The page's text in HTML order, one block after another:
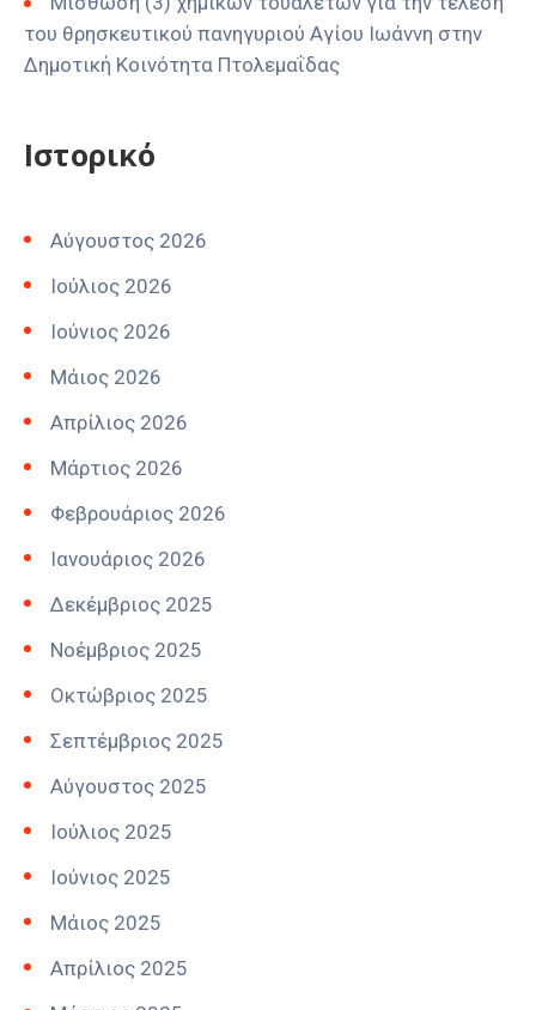
του θρησκευτικού πανηγυριού Αγίου Ιωάννη στην
Δημοτική Κοινότητα Πτολεμαΐδας
Ιστορικό
Αύγουστος 2026
Ιούλιος 2026
Ιούνιος 2026
Μάιος 2026
Απρίλιος 2026
Μάρτιος 2026
Φεβρουάριος 2026
Ιανουάριος 2026
Δεκέμβριος 2025
Νοέμβριος 2025
Οκτώβριος 2025
Σεπτέμβριος 2025
Αύγουστος 2025
Ιούλιος 2025
Ιούνιος 2025
Μάιος 2025
Απρίλιος 2025